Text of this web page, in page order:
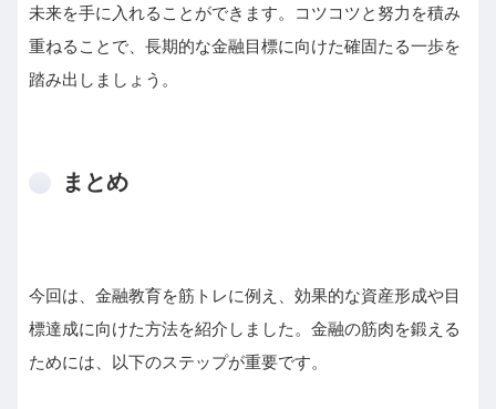
未来を手に入れることができます。コツコツと努力を積み
重ねることで、長期的な金融目標に向けた確固たる一歩を
踏み出しましょう。
まとめ
今回は、金融教育を筋トレに例え、効果的な資産形成や目
標達成に向けた方法を紹介しました。金融の筋肉を鍛える
ためには、以下のステップが重要です。